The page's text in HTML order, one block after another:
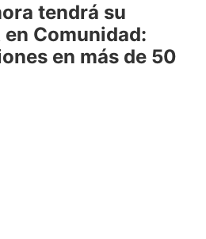
tendrá su
en Comunidad:
en más de 50